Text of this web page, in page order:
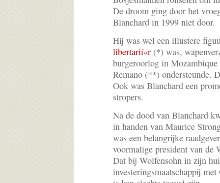
De droom ging door het
Blanchard in 1999 niet door.
Hij was wel een illustere
libertarií«r (*) was,
burgeroorlog in Mozambique
Remano (**) ondersteunde.
Ook was Blanchard een
stropers.
Na de dood van Blanchard
in handen van Maurice
was een belangrijke
voormalige president van de
Dat bij Wolfensohn in zijn
investeringsmaatschappij